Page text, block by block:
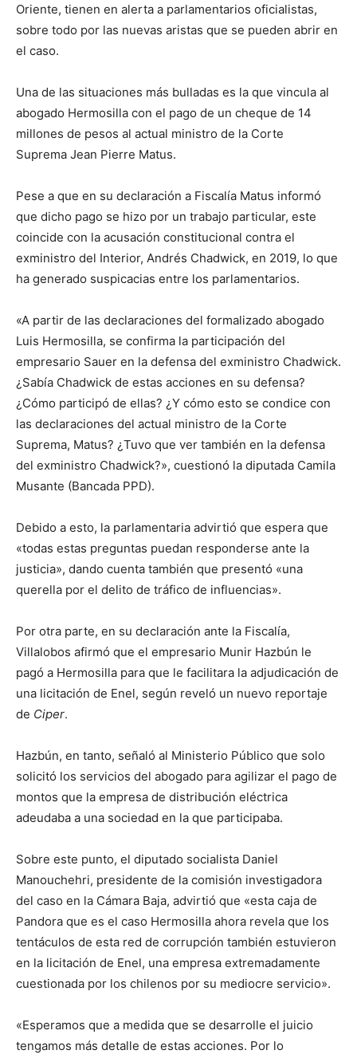
Oriente, tienen en alerta a parlamentarios oficialistas,
sobre todo por las nuevas aristas que se pueden abrir en
el caso.
Una de las situaciones más bulladas es la que vincula al
abogado Hermosilla con el pago de un cheque de 14
millones de pesos al actual ministro de la Corte
Suprema Jean Pierre Matus.
Pese a que en su declaración a Fiscalía Matus informó
que dicho pago se hizo por un trabajo particular, este
coincide con la acusación constitucional contra el
exministro del Interior, Andrés Chadwick, en 2019, lo que
ha generado suspicacias entre los parlamentarios.
«A partir de las declaraciones del formalizado abogado
Luis Hermosilla, se confirma la participación del
empresario Sauer en la defensa del exministro Chadwick.
¿Sabía Chadwick de estas acciones en su defensa?
¿Cómo participó de ellas? ¿Y cómo esto se condice con
las declaraciones del actual ministro de la Corte
Suprema, Matus? ¿Tuvo que ver también en la defensa
del exministro Chadwick?», cuestionó la diputada Camila
Musante (Bancada PPD).
Debido a esto, la parlamentaria advirtió que espera que
«todas estas preguntas puedan responderse ante la
justicia», dando cuenta también que presentó «una
querella por el delito de tráfico de influencias».
Por otra parte, en su declaración ante la Fiscalía,
Villalobos afirmó que el empresario Munir Hazbún le
pagó a Hermosilla para que le facilitara la adjudicación de
una licitación de Enel, según reveló un nuevo reportaje
de Ciper.
Hazbún, en tanto, señaló al Ministerio Público que solo
solicitó los servicios del abogado para agilizar el pago de
montos que la empresa de distribución eléctrica
adeudaba a una sociedad en la que participaba.
Sobre este punto, el diputado socialista Daniel
Manouchehri, presidente de la comisión investigadora
del caso en la Cámara Baja, advirtió que «esta caja de
Pandora que es el caso Hermosilla ahora revela que los
tentáculos de esta red de corrupción también estuvieron
en la licitación de Enel, una empresa extremadamente
cuestionada por los chilenos por su mediocre servicio».
«Esperamos que a medida que se desarrolle el juicio
tengamos más detalle de estas acciones. Por lo